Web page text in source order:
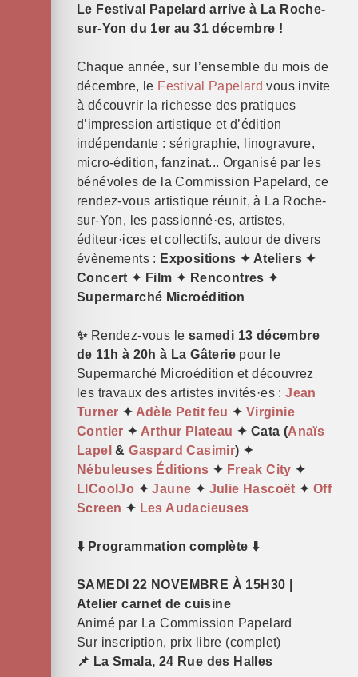
Le Festival Papelard arrive à La Roche-
sur-Yon du 1er au 31 décembre !
Chaque année, sur l’ensemble du mois de
décembre, le Festival Papelard vous invite
à découvrir la richesse des pratiques
d’impression artistique et d’édition
indépendante : sérigraphie, linogravure,
micro-édition, fanzinat... Organisé par les
bénévoles de la Commission Papelard, ce
rendez-vous artistique réunit, à La Roche-
sur-Yon, les passionné·es, artistes,
éditeur·ices et collectifs, autour de divers
évènements : Expositions ✦ Ateliers ✦
Concert ✦ Film ✦ Rencontres ✦
Supermarché Microédition
✨ Rendez-vous le samedi 13 décembre
de 11h à 20h à La Gâterie pour le
Supermarché Microédition et découvrez
les travaux des artistes invités·es :Jean
Turner ✦ Adèle Petit feu ✦ Virginie
Contier ✦ Arthur Plateau ✦ Cata (Anaïs
Lapel &Gaspard Casimir) ✦
Nébuleuses Éditions ✦ Freak City ✦
LlCoolJo ✦Jaune ✦ Julie Hascoët ✦Off
Screen ✦ Les Audacieuses
⬇️ Programmation complète ⬇️
SAMEDI 22 NOVEMBRE À 15H30 |
Atelier carnet de cuisine
Animé par La Commission Papelard
Sur inscription, prix libre (complet)
📌 La Smala, 24 Rue des Halles